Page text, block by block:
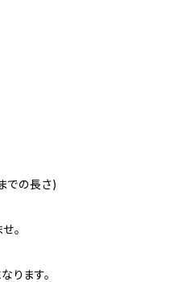
での長さ)
。
ります。